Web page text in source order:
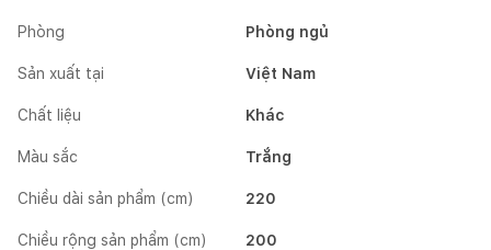
Phòng Phòng ngủ
Sản xuất tại Việt Nam
Chất liệu Khác
Màu sắc Trắng
Chiều dài sản phẩm (cm) 220
Chiều rộng sản phẩm (cm) 200